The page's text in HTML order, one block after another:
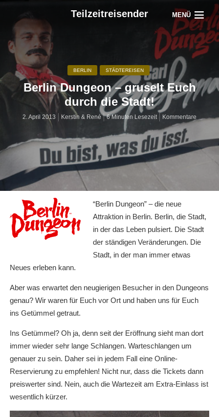
Teilzeitreisender MENÜ
BERLIN STÄDTEREISEN
Berlin Dungeon – gruselt Euch
durch die Stadt!
2. April 2013 Kerstin & René 6 Minuten Lesezeit Kommentare
“Berlin Dungeon” – die neue
Attraktion in Berlin. Berlin, die Stadt,
in der das Leben pulsiert. Die Stadt
der ständigen Veränderungen. Die
Stadt, in der man immer etwas
Neues erleben kann.
Aber was erwartet den neugierigen Besucher in den Dungeons
genau? Wir waren für Euch vor Ort und haben uns für Euch
ins Getümmel getraut.
Ins Getümmel? Oh ja, denn seit der Eröffnung sieht man dort
immer wieder sehr lange Schlangen. Warteschlangen um
genauer zu sein. Daher sei in jedem Fall eine Online-
Reservierung zu empfehlen! Nicht nur, dass die Tickets dann
preiswerter sind. Nein, auch die Wartezeit am Extra-Einlass ist
wesentlich kürzer.